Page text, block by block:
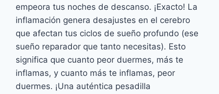
empeora tus noches de descanso. ¡Exacto! La
inflamación genera desajustes en el cerebro
que afectan tus ciclos de sueño profundo (ese
sueño reparador que tanto necesitas). Esto
significa que cuanto peor duermes, más te
inflamas, y cuanto más te inflamas, peor
duermes. ¡Una auténtica pesadilla ​